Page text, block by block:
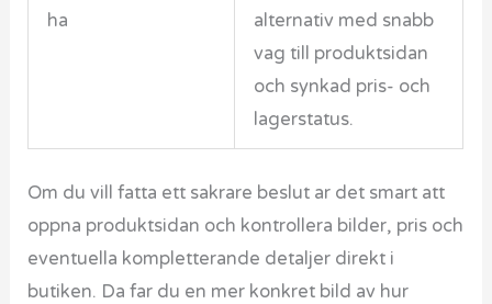
ha
alternativ med snabb
vag till produktsidan
och synkad pris- och
lagerstatus.
Om du vill fatta ett sakrare beslut ar det smart att
oppna produktsidan och kontrollera bilder, pris och
eventuella kompletterande detaljer direkt i
butiken. Da far du en mer konkret bild av hur